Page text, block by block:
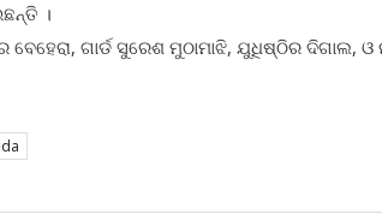
।
ଗାର୍ଡ ସୁରେଶ ମୁଠାମାଝି, ଯୁଧିଷ୍ଠିର ଦିଗାଲ,